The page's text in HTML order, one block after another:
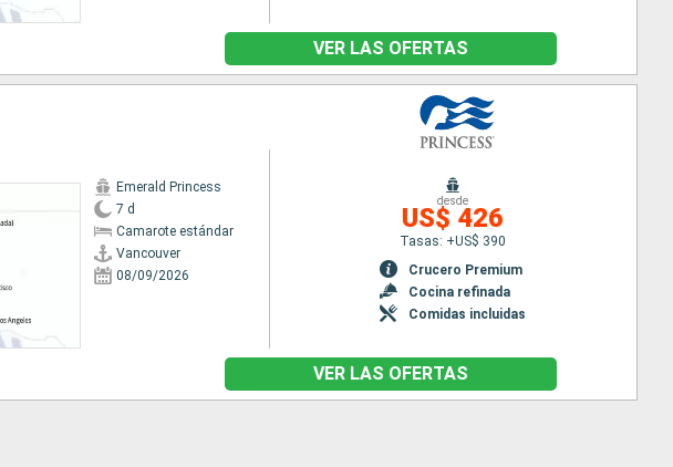
VER LAS OFERTAS
Emerald Princess
7 d
Camarote estándar
Vancouver
08/09/2026
desde
US$ 426
Tasas: +US$ 390
Crucero Premium
Cocina refinada
Comidas incluidas
VER LAS OFERTAS